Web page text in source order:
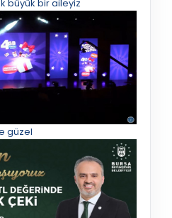
büyük bir aileyiz
güzel